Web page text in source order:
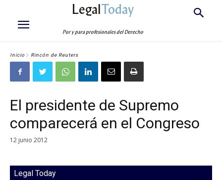
LegalToday
Por y para profesionales del Derecho
Inicio Rincón de Reuters
El presidente de Supremo
comparecerá en el Congreso
12 junio 2012
Legal Today